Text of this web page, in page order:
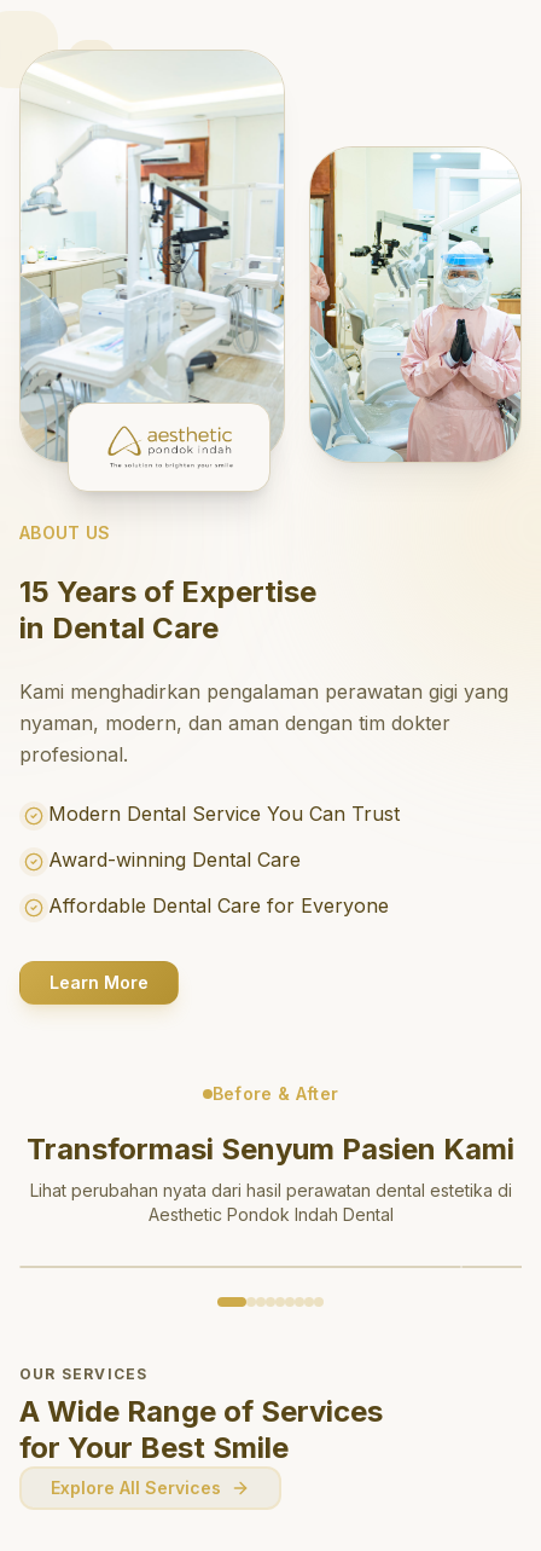
ABOUT US
15 Years of Expertise
in Dental Care
Kami menghadirkan pengalaman perawatan gigi yang
nyaman, modern, dan aman dengan tim dokter
profesional.
Modern Dental Service You Can Trust
Award-winning Dental Care
Affordable Dental Care for Everyone
Learn More
Before & After
Transformasi Senyum Pasien Kami
Lihat perubahan nyata dari hasil perawatan dental estetika di
Aesthetic Pondok Indah Dental
OUR SERVICES
A Wide Range of Services
for Your Best Smile
Explore All Services